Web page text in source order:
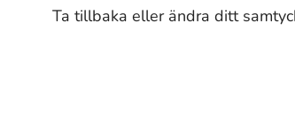
Ta tillbaka eller ändra ditt